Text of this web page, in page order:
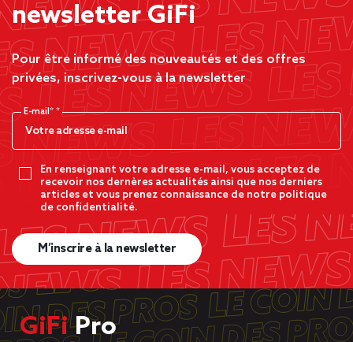
newsletter GiFi
Pour être informé des nouveautés et des offres
privées, inscrivez-vous à la newsletter
E-mail*
En renseignant votre adresse e-mail, vous acceptez de
recevoir nos dernères actualités ainsi que nos derniers
articles et vous prenez connaissance de notre politique
de confidentialité.
M’inscrire à la newsletter
GiFiPro